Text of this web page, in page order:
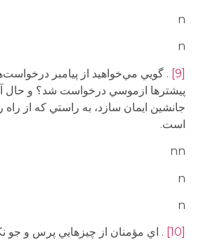
n
n
[9]
. گويي مي‌خواهيد از پيامبر
پيشتر‌ها ازموسي درخواست شد؟ و حال
جانشين ايمان سازد، به راستي كه از
است.
nn
n
n
. اي مؤمنان از چيزهايي پرس و جو